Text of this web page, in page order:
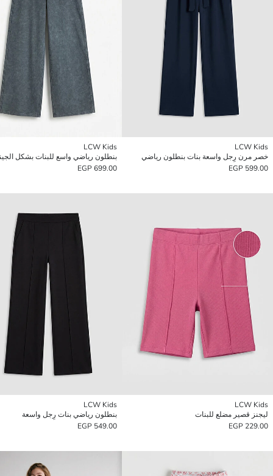
LCW Kids
خصر مرن رِجل واسعة بنات بنطلون رياضي
599.00 EGP
LCW Kids
بنطلون رياضي واسع للبنات بشكل
699.00 EGP
LCW Kids
ليجنز قصير مضلع للبنات
229.00 EGP
LCW Kids
بنطلون رياضي بنات رِجل واسعة
549.00 EGP